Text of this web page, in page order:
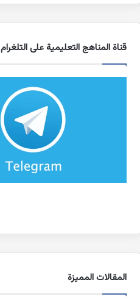
قناة المناهج التعليمية على التلغرام
المقالات المميزة